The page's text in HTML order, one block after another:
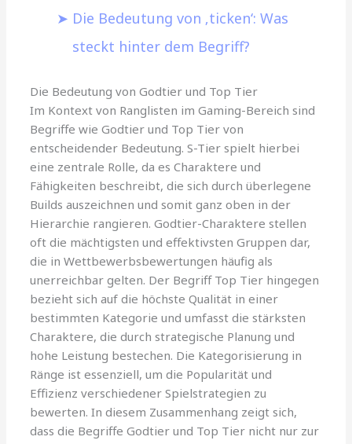
Die Bedeutung von ‚ticken‘: Was
steckt hinter dem Begriff?
Die Bedeutung von Godtier und Top Tier
Im Kontext von Ranglisten im Gaming-Bereich sind
Begriffe wie Godtier und Top Tier von
entscheidender Bedeutung. S-Tier spielt hierbei
eine zentrale Rolle, da es Charaktere und
Fähigkeiten beschreibt, die sich durch überlegene
Builds auszeichnen und somit ganz oben in der
Hierarchie rangieren. Godtier-Charaktere stellen
oft die mächtigsten und effektivsten Gruppen dar,
die in Wettbewerbsbewertungen häufig als
unerreichbar gelten. Der Begriff Top Tier hingegen
bezieht sich auf die höchste Qualität in einer
bestimmten Kategorie und umfasst die stärksten
Charaktere, die durch strategische Planung und
hohe Leistung bestechen. Die Kategorisierung in
Ränge ist essenziell, um die Popularität und
Effizienz verschiedener Spielstrategien zu
bewerten. In diesem Zusammenhang zeigt sich,
dass die Begriffe Godtier und Top Tier nicht nur zur